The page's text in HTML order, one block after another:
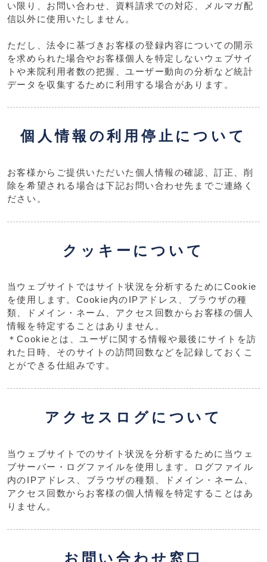
い限り、お問い合わせ、資料請求での対応、メルマガ配
信以外に使用いたしません。
ただし、法令に基づきお客様の登録内容についての開示
を求められた場合やお客様個人を特定しないウェブサイ
トや来院利用者数の把握、ユーザー動向の分析など統計
データを収集するために利用する場合があります。
個人情報の利用停止について
お客様からご提供いただいた個人情報の確認、訂正、削
除を希望される場合は下記お問い合わせ先までご連絡く
ださい。
クッキーについて
当ウェブサイトではサイト状況を分析するためにCookie
を使用します。Cookie内のIPアドレス、ブラウザの種
類、ドメイン・ネーム、アクセス回数からお客様の個人
情報を特定することはありません。
＊Cookieとは、ユーザに関する情報や最後にサイトを訪
れた日時、そのサイトの訪問回数などを記録しておくこ
とができる仕組みです。
アクセスログについて
当ウェブサイトでのサイト状況を分析するために当ウェ
ブサーバー・ログファイルを使用します。ログファイル
内のIPアドレス、ブラウザの種類、ドメイン・ネーム、
アクセス回数からお客様の個人情報を特定することはあ
りません。
お問い合わせ窓口